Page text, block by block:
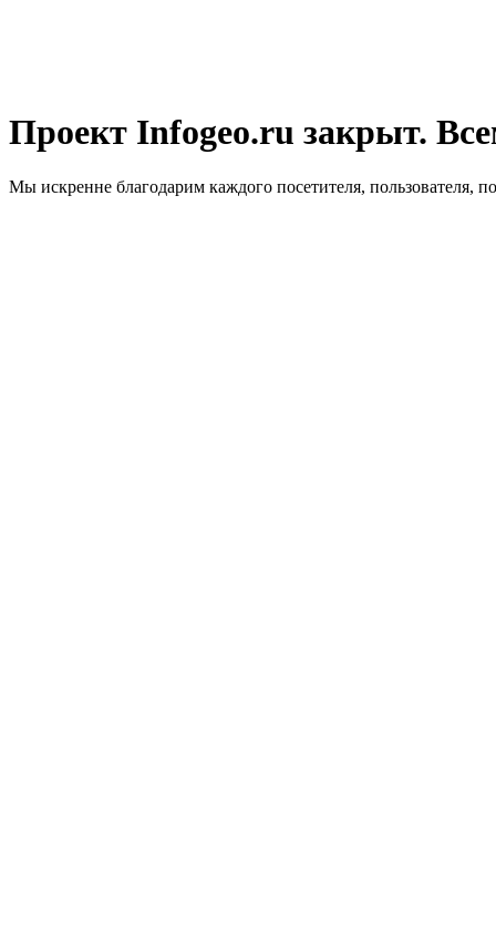
Проект Infogeo.ru закрыт.
Мы искренне благодарим каждого посетителя, пользователя,